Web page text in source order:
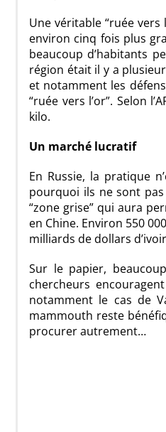
Une véritable “ruée
environ cinq fois plus
beaucoup d’habitants
région était il y a
et notamment les
“ruée vers l’or”. Selon
kilo.
Un marché lucratif
En Russie, la pratique
pourquoi ils ne sont
“zone grise” qui aura
en Chine. Environ 550
milliards de dollars
Sur le papier,
chercheurs
notamment le cas de
mammouth reste
procurer autrement…